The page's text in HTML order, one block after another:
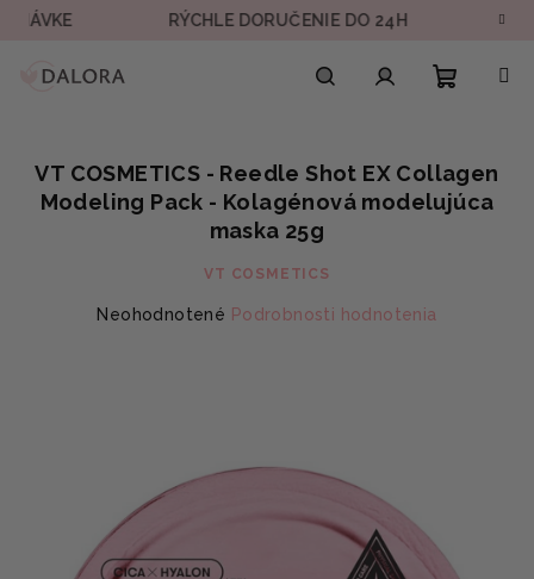
Prejsť
RÝCHLE DORUČENIE DO 24H
košík
VT COSMETICS - Reedle Shot EX Collagen
Modeling Pack - Kolagénová modelujúca
maska 25g
VT COSMETICS
Priemerné
hviezdičiek.
Neohodnotené Podrobnosti hodnotenia